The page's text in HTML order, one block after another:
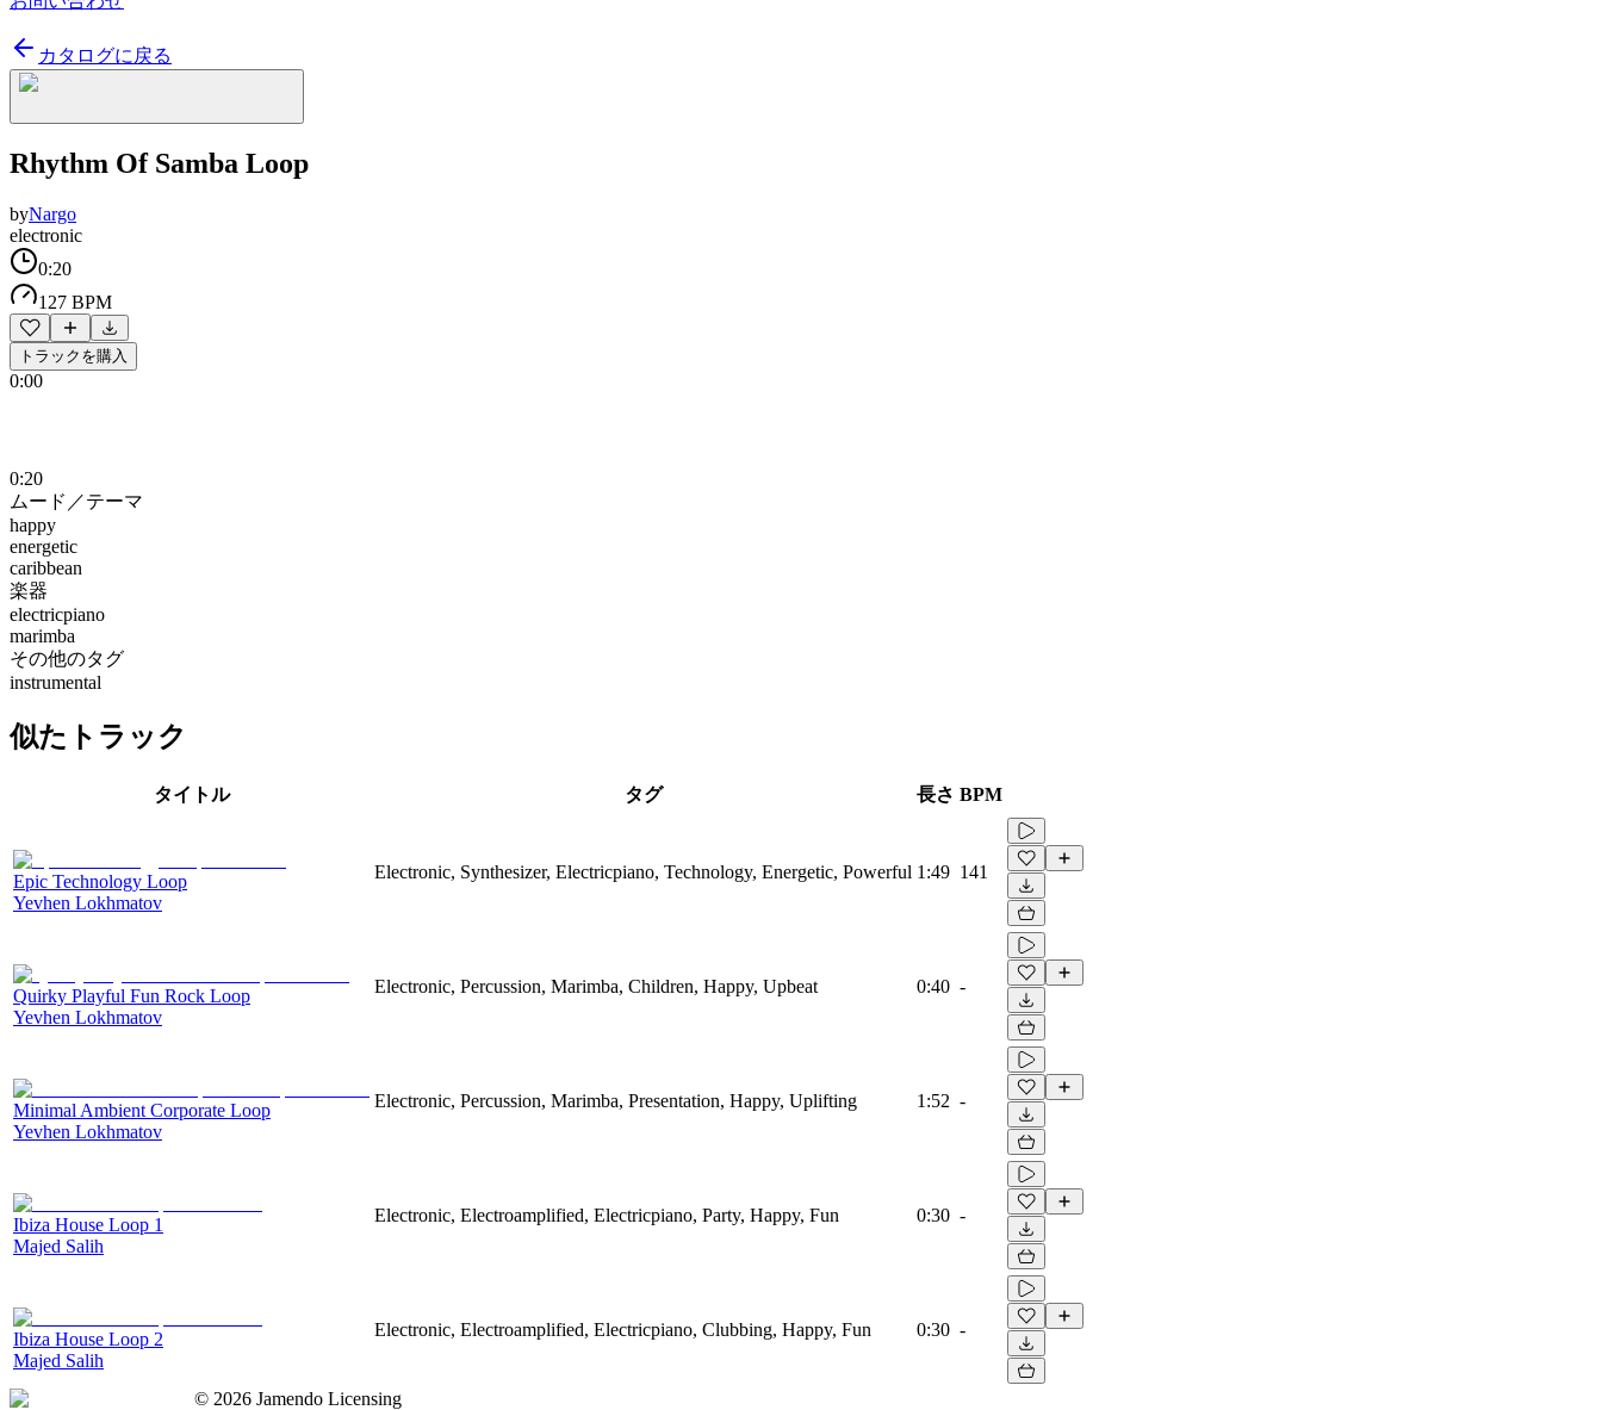
カタログに戻る
Rhythm Of Samba Loop
byNargo
electronic
0:20
127 BPM
トラックを購入
0:00
0:20
ムード／テーマ
happy
energetic
caribbean
楽器
electricpiano
marimba
その他のタグ
instrumental
似たトラック
タイトル タグ 長さ BPM
Epic Technology Loop
Yevhen Lokhmatov
Electronic, Synthesizer, Electricpiano, Technology, Energetic, Powerful 1:49 141
Quirky Playful Fun Rock Loop
Yevhen Lokhmatov
Electronic, Percussion, Marimba, Children, Happy, Upbeat 0:40 -
Minimal Ambient Corporate Loop
Yevhen Lokhmatov
Electronic, Percussion, Marimba, Presentation, Happy, Uplifting 1:52 -
Ibiza House Loop 1
Majed Salih
Electronic, Electroamplified, Electricpiano, Party, Happy, Fun 0:30 -
Ibiza House Loop 2
Majed Salih
Electronic, Electroamplified, Electricpiano, Clubbing, Happy, Fun 0:30 -
© 2026 Jamendo Licensing